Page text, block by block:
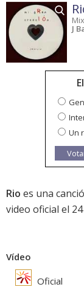
J
Un
Rio es una
video oficial el
Vídeo
Oficial